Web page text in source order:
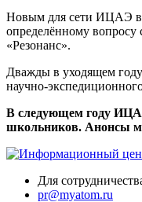
Новым для сети ИЦАЭ в
определённому
«Резонанс».
Дважды в уходящем
научно-
В следующем году
школьников. Анонсы
Для
pr@myatom.ru